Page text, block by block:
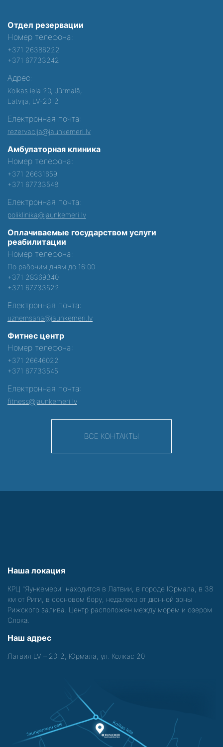
Отдел резервации
Номер телефона:
+371 26386222
+371 67733242
Адрес:
Kolkas iela 20, Jūrmalā,
Latvija, LV-2012
Електронная почта:
rezervacija@jaunkemeri.lv
Амбулаторная клиника
Номер телефона:
+371 26631659
+371 67733548
Електронная почта:
poliklinika@jaunkemeri.lv
Оплачиваемые государством услуги
реабилитации
Номер телефона:
По рабочим дням до 16:00
+371 28369340
+371 67733522
Електронная почта:
uznemsana@jaunkemeri.lv
Фитнес центр
Номер телефона:
+371 26646022
+371 67733545
Електронная почта:
fitness@jaunkemeri.lv
ВСЕ КОНТАКТЫ
Наша локация
КРЦ "Яункемери" находится в Латвии, в городе Юрмала, в 38
км от Риги, в сосновом бору, недалеко от дюнной зоны
Рижского залива. Центр расположен между морем и озером
Слока.
Наш адрес
Латвия LV – 2012, Юрмала, ул. Колкас 20